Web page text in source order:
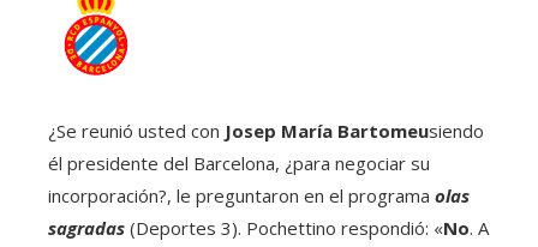
¿Se reunió usted con Josep María Bartomeusiendo
él presidente del Barcelona, ​​¿para negociar su
incorporación?, le preguntaron en el programa olas
sagradas (Deportes 3). Pochettino respondió: «No. A